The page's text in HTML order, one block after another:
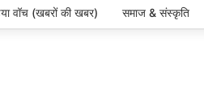
वॉच (खबरों की खबर) समाज & संस्कृति